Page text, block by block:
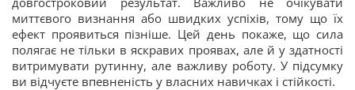
миттєвого визнання або швидких успіхів, тому що їх
ефект проявиться пізніше. Цей день покаже, що сила
полягає не тільки в яскравих проявах, але й у здатності
витримувати рутинну, але важливу роботу. У підсумку
ви відчуєте впевненість у власних навичках і стійкості.